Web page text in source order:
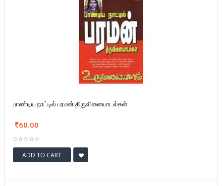
பாண்டிய நாட்டில் பரமன் திருவிளையாடல்கள்
60.00
ADD TO CART